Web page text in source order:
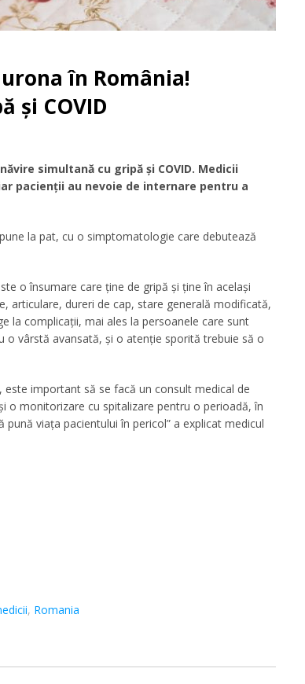
în România!
și COVID
simultană cu gripă și COVID. Medicii
pacienții au nevoie de internare pentru a
la pat, cu o simptomatologie care debutează
o însumare care ține de gripă și ține în același
articulare, dureri de cap, stare generală modificată,
la complicații, mai ales la persoanele care sunt
o vârstă avansată, și o atenție sporită trebuie să o
important să se facă un consult medical de
o monitorizare cu spitalizare pentru o perioadă, în
viața pacientului în pericol” a explicat medicul
, Romania